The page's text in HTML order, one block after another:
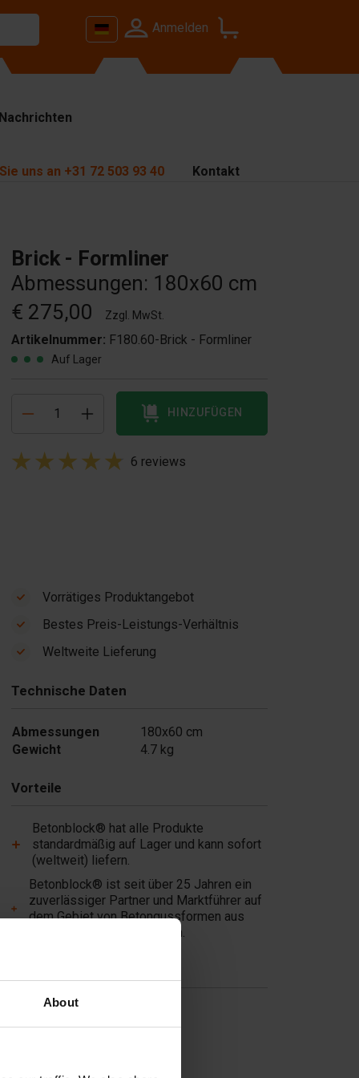
About
Anmelden
Nachrichten
uns an +31 72 503 93 40 Kontakt
Brick - Formliner
Abmessungen: 180x60 cm
€ 275,00
Zzgl. MwSt.
Artikelnummer: F180.60-Brick - Formliner
Auf Lager
HINZUFÜGEN
6 reviews
Vorrätiges Produktangebot
Bestes Preis-Leistungs-Verhältnis
Weltweite Lieferung
Technische Daten
Abmessungen
180x60 cm
Gewicht
4.7 kg
Vorteile
Betonblock® hat alle Produkte
standardmäßig auf Lager und kann sofort
(weltweit) liefern.
Betonblock® ist seit über 25 Jahren ein
zuverlässiger Partner und Marktführer auf
dem Gebiet von Betongussformen aus
Stahl und andere Produkten.
Trennwände
Deckplatten